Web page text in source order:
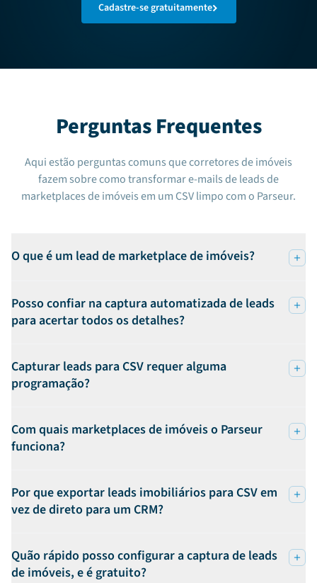
Cadastre-se gratuitamente
Perguntas Frequentes
Aqui estão perguntas comuns que corretores de imóveis
fazem sobre como transformar e-mails de leads de
marketplaces de imóveis em um CSV limpo com o Parseur.
O que é um lead de marketplace de imóveis?
Posso confiar na captura automatizada de leads
para acertar todos os detalhes?
Capturar leads para CSV requer alguma
programação?
Com quais marketplaces de imóveis o Parseur
funciona?
Por que exportar leads imobiliários para CSV em
vez de direto para um CRM?
Quão rápido posso configurar a captura de leads
de imóveis, e é gratuito?